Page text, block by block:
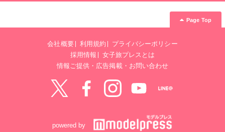
Page Top
会社概要 利用規約
プライバシーポリシー
採用情報
女子旅プレスとは
情報ご提供・広告掲載・お問い合わせ
powered by